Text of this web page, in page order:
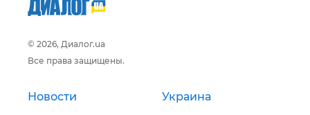
© 2026, Диалог.ua
Все права защищены.
Новости Украина